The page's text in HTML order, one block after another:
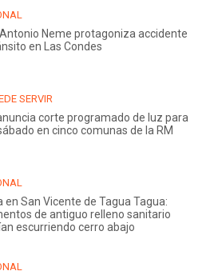
Neme protagoniza accidente
en Las Condes
SERVIR
corte programado de luz para
en cinco comunas de la RM
en San Vicente de Tagua Tagua:
de antiguo relleno sanitario
escurriendo cerro abajo